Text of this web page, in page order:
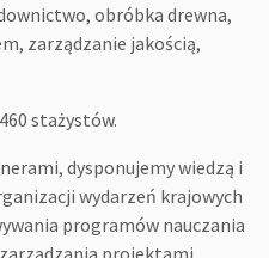
obróbka drewna,
zarządzanie jakością,
stażystów.
dysponujemy wiedzą i
wydarzeń krajowych
programów nauczania